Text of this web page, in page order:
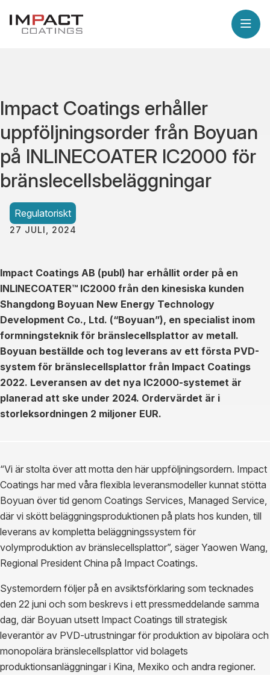
Impact Coatings erhåller
uppföljningsorder från Boyuan
på INLINECOATER IC2000 för
bränslecellsbeläggningar
Regulatoriskt
27 JULI, 2024
Impact Coatings AB (publ) har erhållit order på en
INLINECOATER™ IC2000 från den kinesiska kunden
Shangdong Boyuan New Energy Technology
Development Co., Ltd. (“Boyuan”), en specialist inom
formningsteknik för bränslecellsplattor av metall.
Boyuan beställde och tog leverans av ett första PVD-
system för bränslecellsplattor från Impact Coatings
2022. Leveransen av det nya IC2000-systemet är
planerad att ske under 2024. Ordervärdet är i
storleksordningen 2 miljoner EUR.
“Vi är stolta över att motta den här uppföljningsordern. Impact
Coatings har med våra flexibla leveransmodeller kunnat stötta
Boyuan över tid genom Coatings Services, Managed Service,
där vi skött beläggningsproduktionen på plats hos kunden, till
leverans av kompletta beläggningssystem för
volymproduktion av bränslecellsplattor”, säger Yaowen Wang,
Regional President China på Impact Coatings.
Systemordern följer på en avsiktsförklaring som tecknades
den 22 juni och som beskrevs i ett pressmeddelande samma
dag, där Boyuan utsett Impact Coatings till strategisk
leverantör av PVD-utrustningar för produktion av bipolära och
monopolära bränslecellsplattor vid bolagets
produktionsanläggningar i Kina, Mexiko och andra regioner.